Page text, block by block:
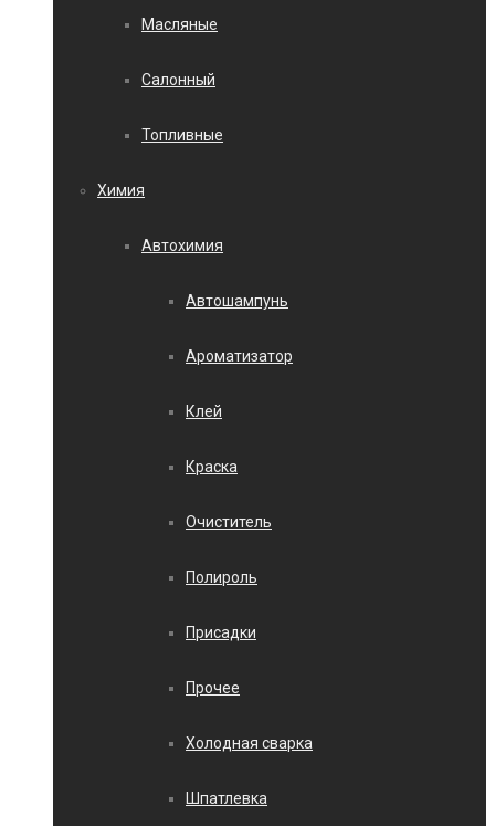
Масляные
Салонный
Топливные
Химия
Автохимия
Автошампунь
Ароматизатор
Клей
Краска
Очиститель
Полироль
Присадки
Прочее
Холодная сварка
Шпатлевка